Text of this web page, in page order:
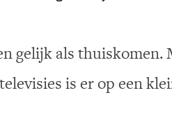
gelijk als thuiskomen.
is er op een